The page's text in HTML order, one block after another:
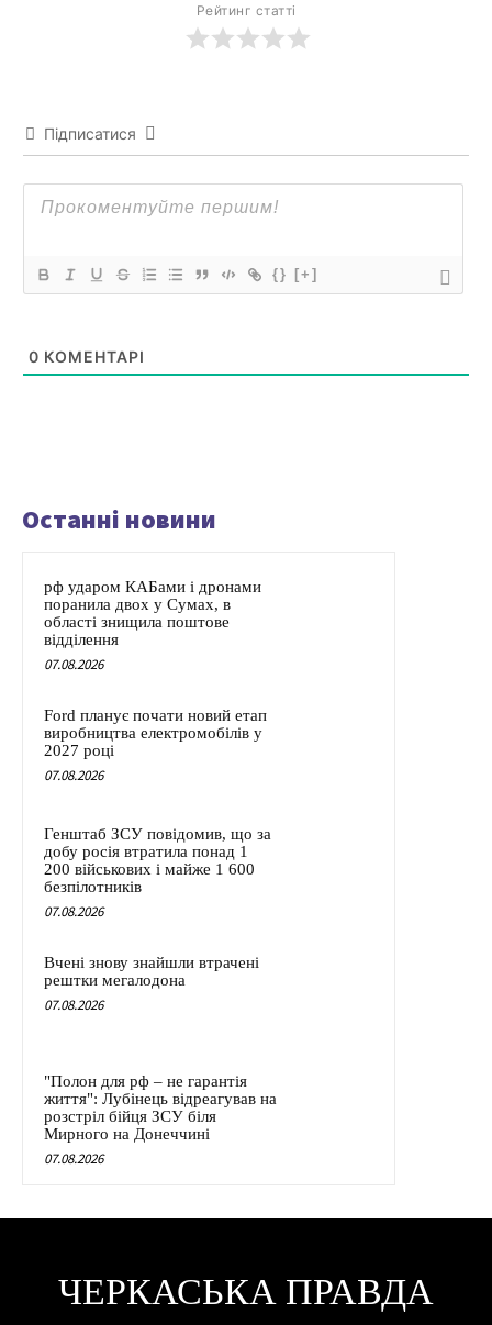
Рейтинг статті
Підписатися
{} [+]
0 КОМЕНТАРІ
Останні новини
рф ударом КАБами і дронами
поранила двох у Сумах, в
області знищила поштове
відділення
07.08.2026
Ford планує почати новий етап
виробництва електромобілів у
2027 році
07.08.2026
Генштаб ЗСУ повідомив, що за
добу росія втратила понад 1
200 військових і майже 1 600
безпілотників
07.08.2026
Вчені знову знайшли втрачені
рештки мегалодона
07.08.2026
"Полон для рф – не гарантія
життя": Лубінець відреагував на
розстріл бійця ЗСУ біля
Мирного на Донеччині
07.08.2026
ЧЕРКАСЬКА ПРАВДА